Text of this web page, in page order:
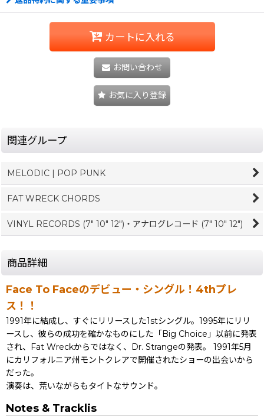
カートに入れる
お問い合わせ
お気に入り登録
関連グループ
MELODIC | POP PUNK
FAT WRECK CHORDS
VINYL RECORDS (7" 10" 12")・アナログレコード (7" 10" 12")
商品詳細
Face To Faceのデビュー・シングル！4thプレ
ス！！
1991年に結成し、すぐにリリースした1stシングル。1995年にリリ
ースし、彼らの成功を確かなものにした「Big Choice」以前に発表
され、Fat Wreckからではなく、Dr. Strangeの発表。 1991年5月
にカリフォルニア州モントクレアで開催されたショーの出会いから
だった。
演奏は、荒いながらもタイトなサウンド。
Notes & Tracklis